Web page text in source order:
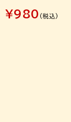
¥980 (税込)